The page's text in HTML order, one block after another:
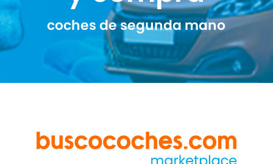
coches de segunda mano